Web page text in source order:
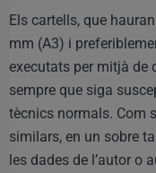
Els cartells, que
mm (A3) i
executats per mitjà de
sempre que siga
tècnics normals. Com
similars, en un sobre
les dades de l’autor o